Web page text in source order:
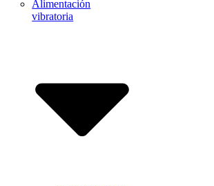
Alimentación
vibratoria